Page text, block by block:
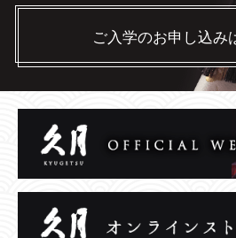
ご入学のお申し込み